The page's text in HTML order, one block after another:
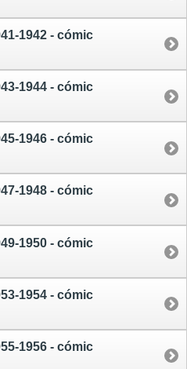
1942 - cómic
1944 - cómic
1946 - cómic
1948 - cómic
1950 - cómic
1954 - cómic
1956 - cómic